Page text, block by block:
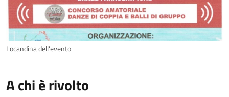
Locandina dell'evento
A chi è rivolto